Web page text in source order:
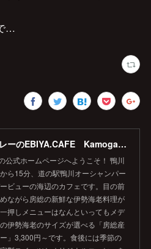
…
伊勢えびカレーのEBIYA.CAFE Kamogawa 【公式】
公式ホームページへようこそ！ 鴨川
ら15分、道の駅鴨川オーシャンパー
ビューの海辺のカフェです。目の前
ながら房総の新鮮な伊勢海老料理が
押しメニューはなんといってもメデ
伊勢海老のサイズが選べる「房総産
」3,300円～です。食後には季節の